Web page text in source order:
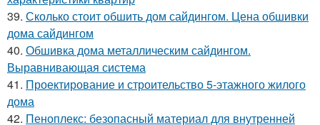
39. Сколько стоит обшить дом сайдингом. Цена обшивки
дома сайдингом
40. Обшивка дома металлическим сайдингом.
Выравнивающая система
41. Проектирование и строительство 5-этажного жилого
дома
42. Пеноплекс: безопасный материал для внутренней